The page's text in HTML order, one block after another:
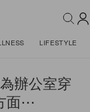
LIFESTYLE
辦公室穿
面⋯